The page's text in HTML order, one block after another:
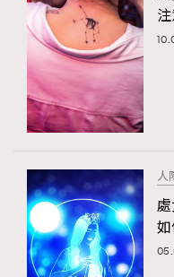
AFrenchMind
EmpowerF
#FigaroExhibition人